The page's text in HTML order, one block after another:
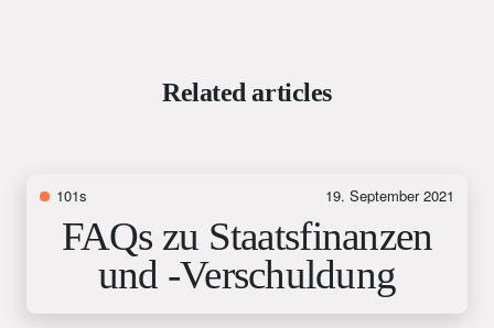
Related articles
101s 19. September 2021
FAQs zu Staatsfinanzen
und -Verschuldung